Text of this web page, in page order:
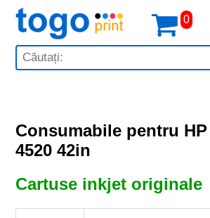
0
Consumabile pentru
4520 42in
Cartuse inkjet originale